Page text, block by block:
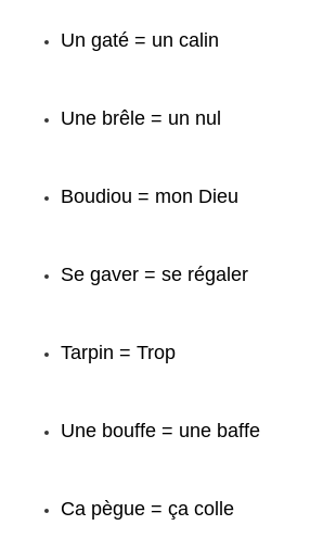
Un gaté = un calin
Une brêle = un nul
Boudiou = mon Dieu
Se gaver = se régaler
Tarpin = Trop
Une bouffe = une baffe
Ca pègue = ça colle